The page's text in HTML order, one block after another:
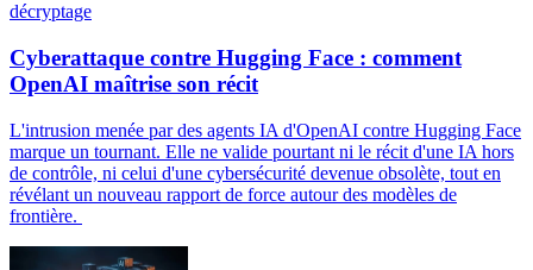
décryptage
Cyberattaque contre Hugging Face : comment
OpenAI maîtrise son récit
L'intrusion menée par des agents IA d'OpenAI contre Hugging Face
marque un tournant. Elle ne valide pourtant ni le récit d'une IA hors
de contrôle, ni celui d'une cybersécurité devenue obsolète, tout en
révélant un nouveau rapport de force autour des modèles de
frontière.